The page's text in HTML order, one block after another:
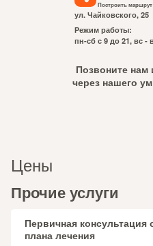
Позвоните нам
через нашего
Построить маршрут
ул. Чайковского, 25
Режим работы:
пн-сб с 9 до 21, вс -
Цены
Прочие услуги
Первичная консультация
плана лечения